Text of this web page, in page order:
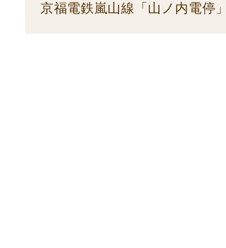
京福電鉄嵐山線「山ノ内電停